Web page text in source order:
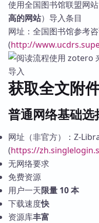
使用全国图书馆联盟网
高的网站）导入条目
网址：全国图书馆参考
(http://
获取全文附
普通网络基础
网址（非官方）：Z-
(https://
无网络要求
免费资源
用户一天限量 10 本
下载速度快
资源库丰富